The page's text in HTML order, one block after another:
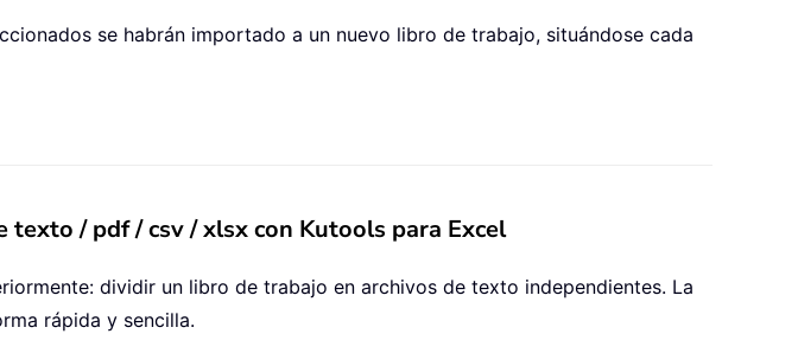
se habrán importado a un nuevo libro de trabajo, situándose cada
/ pdf / csv / xlsx con Kutools para Excel
dividir un libro de trabajo en archivos de texto independientes. La
rápida y sencilla.